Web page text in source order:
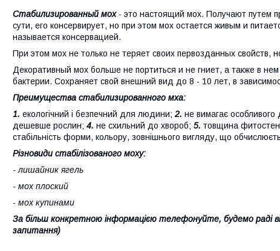
Стабилизированный мох- это настоящий мох. Получают путем
сути, его консервирует, но при этом мох остается живым и
называется консервацией.
При этом мох не только не теряет своих первозданных свойств,
Декоративный мох больше не портиться и не гниет, а также в
бактерии. Сохраняет свой внешний вид до 8 - 10 лет, в
Преимущества стабилизированного мха:
1. екологічний і безпечний для людини; 2. не вимагає особливого
дешевше рослин; 4. не схильний до хвороб; 5. товщина
стабільність форми, кольору, зовнішнього вигляду, що
Різновиди стабілізованого моху:
- лишайник ягель
- мох плоский
- мох купинами
За більш конкретною інформацією телефонуйте, будемо раді
запитання)